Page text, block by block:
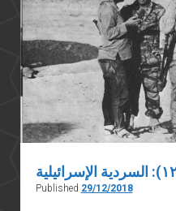
Published 29/12/2018